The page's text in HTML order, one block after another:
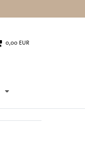
0,00 EUR